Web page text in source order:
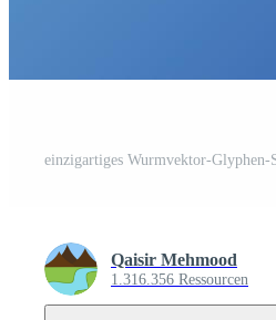
Qaisir Mehmood
1.316.356 Ressourcen